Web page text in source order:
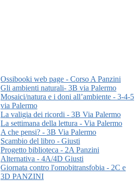
Ossibooki web page - Corso A Panzini
Gli ambienti naturali- 3B via Palermo
Mosaici/natura e i doni all’ambiente - 3-4-5
via Palermo
La valigia dei ricordi - 3B Via Palermo
La settimana della lettura - Via Palermo
A che pensi? - 3B Via Palermo
Scambio del libro - Giusti
Progetto biblioteca - 2A Panzini
Alternativa - 4A/4D Giusti
Giornata contro l'omobitransfobia - 2C e
3D PANZINI